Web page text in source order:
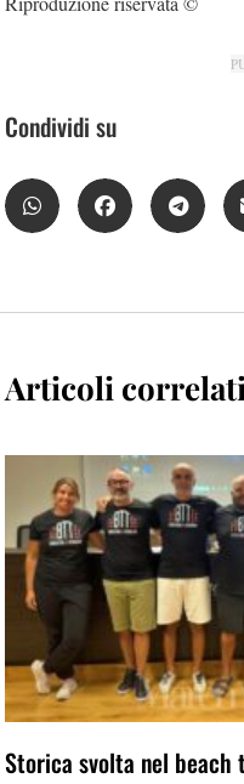
Condividi su
Articoli
Storica svolta nel beach